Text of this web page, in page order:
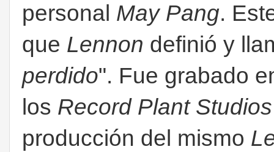
personal May Pang.
que Lennon definió y
perdido". Fue grabado
los Record Plant Studios
producción del mismo